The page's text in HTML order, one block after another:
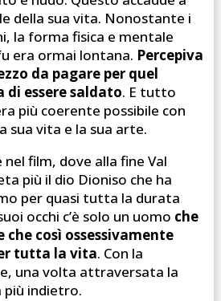
della sua vita. Nonostante i
la forma fisica e mentale
era ormai lontana. Percepiva
da pagare per quel
essere saldato. E tutto
più coerente possibile con
sua vita e la sua arte.
film, dove alla fine Val
più il dio Dioniso che ha
per quasi tutta la durata
occhi c’è solo un uomo che
così ossessivamente
tutta la vita. Con la
una volta attraversata la
più indietro.